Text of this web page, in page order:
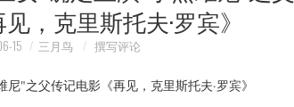
，克里斯托夫·罗宾》
15 三月鸟 撰写评论